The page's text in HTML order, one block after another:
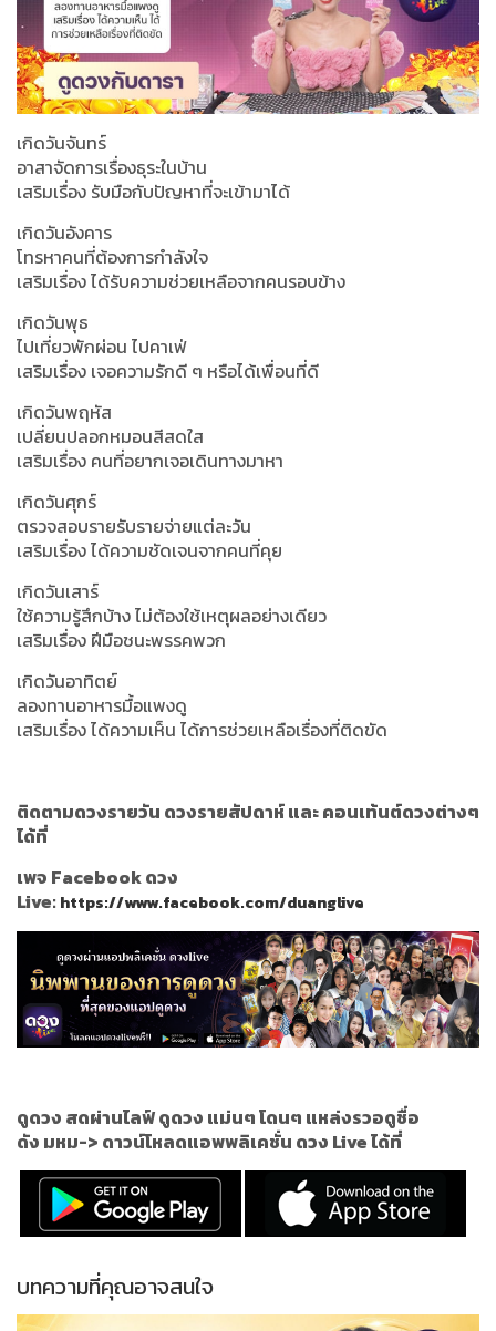
เกิดวันจันทร์
อาสาจัดการเรื่องธุระในบ้าน
เสริมเรื่อง รับมือกับปัญหาที่จะเข้ามาได้
เกิดวันอังคาร
โทรหาคนที่ต้องการกำลังใจ
เสริมเรื่อง ได้รับความช่วยเหลือจากคนรอบข้าง
เกิดวันพุธ
ไปเที่ยวพักผ่อน ไปคาเฟ่
เสริมเรื่อง เจอความรักดี ๆ หรือได้เพื่อนที่ดี
เกิดวันพฤหัส
เปลี่ยนปลอกหมอนสีสดใส
เสริมเรื่อง คนที่อยากเจอเดินทางมาหา
เกิดวันศุกร์
ตรวจสอบรายรับรายจ่ายแต่ละวัน
เสริมเรื่อง ได้ความชัดเจนจากคนที่คุย
เกิดวันเสาร์
ใช้ความรู้สึกบ้าง ไม่ต้องใช้เหตุผลอย่างเดียว
เสริมเรื่อง ฝีมือชนะพรรคพวก
เกิดวันอาทิตย์
ลองทานอาหารมื้อแพงดู
เสริมเรื่อง ได้ความเห็น ได้การช่วยเหลือเรื่องที่ติดขัด
ติดตามดวงรายวัน ดวงรายสัปดาห์ และ คอนเท้นต์ดวงต่างๆ
ได้ที่
เพจ Facebook ดวง
Live:https://www.facebook.com/duanglive
ดูดวง สดผ่านไลฟ์ ดูดวง แม่นๆ โดนๆ แหล่งรวอดูชื่อ
ดัง มหม-> ดาวน์โหลดแอพพลิเคชั่น ดวง Live ได้ที่
บทความที่คุณอาจสนใจ